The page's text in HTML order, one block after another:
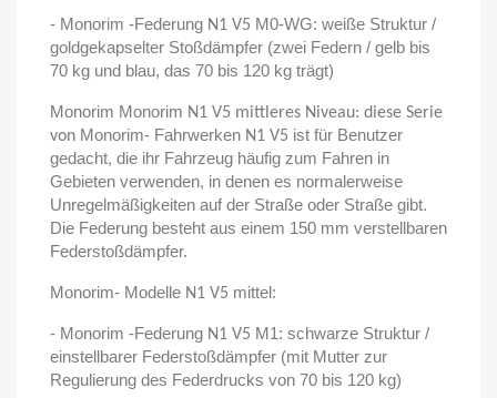
- Monorim -Federung N1 V5 M0-WG: weiße Struktur /
goldgekapselter Stoßdämpfer (zwei Federn / gelb bis
70 kg und blau, das 70 bis 120 kg trägt)
Monorim Monorim N1 V5 mittleres Niveau: diese Serie
von Monorim- Fahrwerken N1 V5 ist für Benutzer
gedacht, die ihr Fahrzeug häufig zum Fahren in
Gebieten verwenden, in denen es normalerweise
Unregelmäßigkeiten auf der Straße oder Straße gibt.
Die Federung besteht aus einem 150 mm verstellbaren
Federstoßdämpfer.
Monorim- Modelle N1 V5 mittel:
- Monorim -Federung N1 V5 M1: schwarze Struktur /
einstellbarer Federstoßdämpfer (mit Mutter zur
Regulierung des Federdrucks von 70 bis 120 kg)